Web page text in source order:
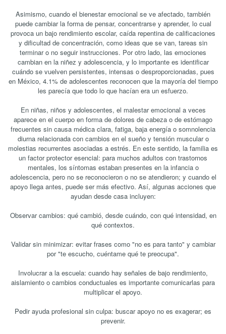
Asimismo, cuando el bienestar emocional se ve afectado, también
puede cambiar la forma de pensar, concentrarse y aprender, lo cual
provoca un bajo rendimiento escolar, caída repentina de calificaciones
y dificultad de concentración, como ideas que se van, tareas sin
terminar o no seguir instrucciones. Por otro lado, las emociones
cambian en la niñez y adolescencia, y lo importante es identificar
cuándo se vuelven persistentes, intensas o desproporcionadas, pues
en México, 4.1% de adolescentes reconocen que la mayoría del tiempo
les parecía que todo lo que hacían era un esfuerzo.
En niñas, niños y adolescentes, el malestar emocional a veces
aparece en el cuerpo en forma de dolores de cabeza o de estómago
frecuentes sin causa médica clara, fatiga, baja energía o somnolencia
diurna relacionada con cambios en el sueño y tensión muscular o
molestias recurrentes asociadas a estrés. En este sentido, la familia es
un factor protector esencial: para muchos adultos con trastornos
mentales, los síntomas estaban presentes en la infancia o
adolescencia, pero no se reconocieron o no se atendieron; y cuando el
apoyo llega antes, puede ser más efectivo. Así, algunas acciones que
ayudan desde casa incluyen:
Observar cambios: qué cambió, desde cuándo, con qué intensidad, en
qué contextos.
Validar sin minimizar: evitar frases como "no es para tanto" y cambiar
por "te escucho, cuéntame qué te preocupa".
Involucrar a la escuela: cuando hay señales de bajo rendimiento,
aislamiento o cambios conductuales es importante comunicarlas para
multiplicar el apoyo.
Pedir ayuda profesional sin culpa: buscar apoyo no es exagerar; es
prevenir.